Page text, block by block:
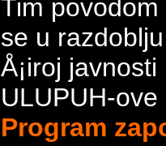
Tim
se u
Å¡iroj
ULUPUH-ove
Program